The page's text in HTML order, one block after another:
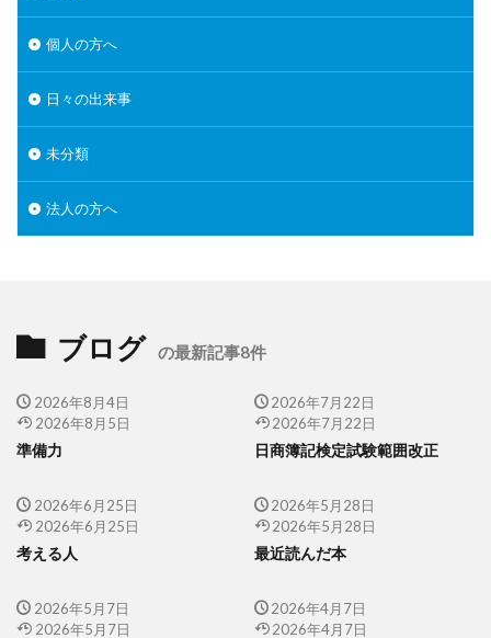
個人の方へ
日々の出来事
未分類
法人の方へ
ブログ の最新記事8件
2026年8月4日
2026年8月5日
準備力
2026年7月22日
2026年7月22日
日商簿記検定試験範囲改正
2026年6月25日
2026年6月25日
考える人
2026年5月28日
2026年5月28日
最近読んだ本
2026年5月7日
2026年5月7日
2026年4月7日
2026年4月7日